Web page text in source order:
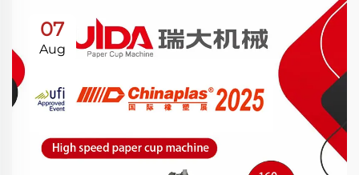
07
Aug